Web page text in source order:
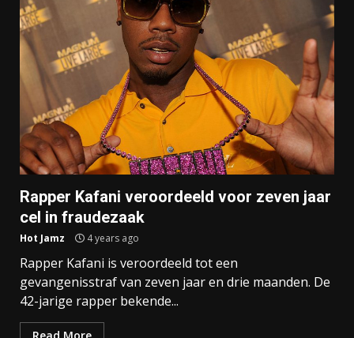
Rapper Kafani veroordeeld voor zeven jaar
cel in fraudezaak
Hot Jamz 4 years ago
Rapper Kafani is veroordeeld tot een
gevangenisstraf van zeven jaar en drie maanden. De
42-jarige rapper bekende...